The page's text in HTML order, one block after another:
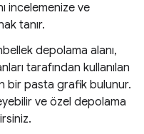
incelemenize ve
tanır.
depolama alanı,
tarafından kullanılan
bir pasta grafik bulunur.
ve özel depolama